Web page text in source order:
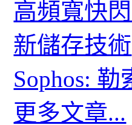
高頻寬快
新儲存技術
Sophos:
更多文章...